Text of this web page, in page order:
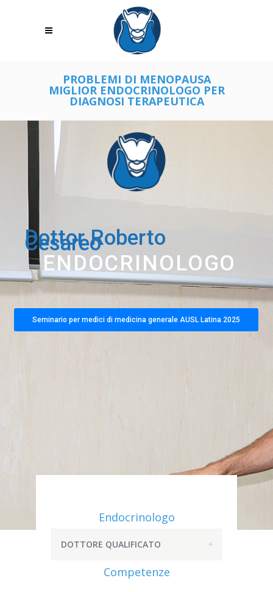
PROBLEMI DI MENOPAUSA
MIGLIOR ENDOCRINOLOGO PER
DIAGNOSI TERAPEUTICA
Dottor Roberto
Cesareo
ENDOCRINOLOGO
Seminario per medici di medicina generale AUSL Latina 2025
Endocrinologo
DOTTORE QUALIFICATO
Competenze